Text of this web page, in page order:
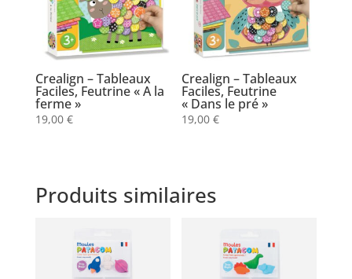
Crealign – Tableaux
Faciles, Feutrine « A la
ferme »
19,00 €
Crealign – Tableaux
Faciles, Feutrine
« Dans le pré »
19,00€
Produits similaires